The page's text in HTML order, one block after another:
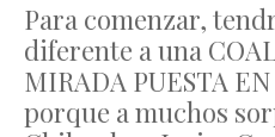
Para comenzar,
diferente a una
MIRADA PUESTA
porque a muchos